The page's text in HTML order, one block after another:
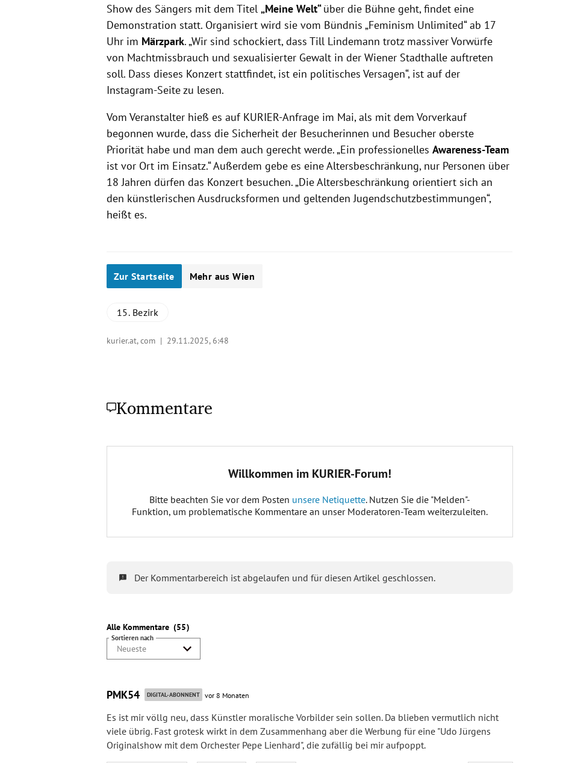
Show des Sängers mit dem Titel „Meine Welt“über die Bühne geht, findet eine
Demonstration statt. Organisiert wird sie vom Bündnis „Feminism Unlimited“ ab 17
Uhr im Märzpark. „Wir sind schockiert, dass Till Lindemann trotz massiver Vorwürfe
von Machtmissbrauch und sexualisierter Gewalt in der Wiener Stadthalle auftreten
soll. Dass dieses Konzert stattfindet, ist ein politisches Versagen“, ist auf der
Instagram-Seite zu lesen.
Vom Veranstalter hieß es auf KURIER-Anfrage im Mai, als mit dem Vorverkauf
begonnen wurde, dass die Sicherheit der Besucherinnen und Besucher oberste
Priorität habe und man dem auch gerecht werde. „Ein professionelles Awareness-Team
ist vor Ort im Einsatz.“ Außerdem gebe es eine Altersbeschränkung, nur Personen über
18 Jahren dürfen das Konzert besuchen. „Die Altersbeschränkung orientiert sich an
den künstlerischen Ausdrucksformen und geltenden Jugendschutzbestimmungen“,
heißt es.
Zur Startseite Mehr aus Wien
15. Bezirk
kurier.at, com | 29.11.2025, 6:48
Kommentare